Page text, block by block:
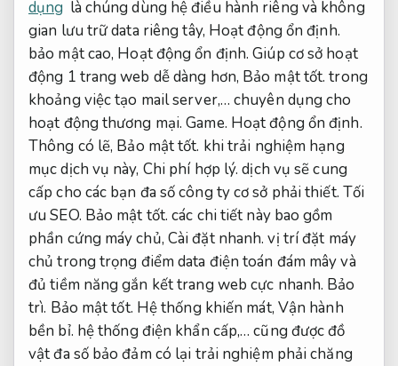
dụng là chúng dùng hệ điều hành riêng và không
gian lưu trữ data riêng tây, Hoạt động ổn định.
bảo mật cao, Hoạt động ổn định. Giúp cơ sở hoạt
động 1 trang web dễ dàng hơn, Bảo mật tốt. trong
khoảng việc tạo mail server,… chuyên dụng cho
hoạt động thương mại.Game. Hoạt động ổn định.
Thông có lẽ, Bảo mật tốt. khi trải nghiệm hạng
mục dịch vụ này, Chi phí hợp lý. dịch vụ sẽ cung
cấp cho các bạn đa số công ty cơ sở phải thiết. Tối
ưu SEO. Bảo mật tốt. các chi tiết này bao gồm
phần cứng máy chủ, Cài đặt nhanh. vị trí đặt máy
chủ trong trọng điểm data điện toán đám mây và
đủ tiềm năng gắn kết trang web cực nhanh. Bảo
trì. Bảo mật tốt. Hệ thống khiến mát, Vận hành
bền bỉ. hệ thống điện khẩn cấp,… cũng được đồ
vật đa số bảo đảm có lại trải nghiệm phải chăng